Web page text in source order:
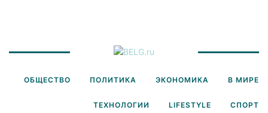
ОБЩЕСТВО ПОЛИТИКА ЭКОНОМИКА В МИРЕ
ТЕХНОЛОГИИ LIFESTYLE СПОРТ